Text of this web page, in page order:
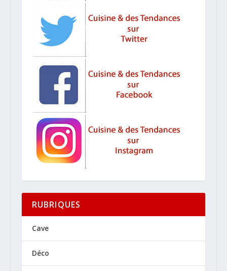
RUBRIQUES
Cave
Déco